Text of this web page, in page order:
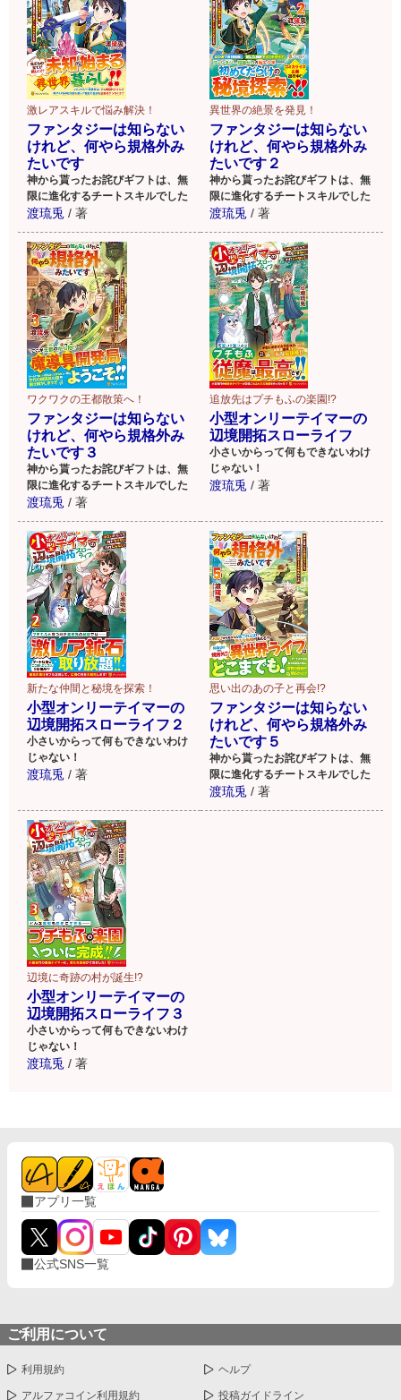
激レアスキルで悩み解決！
ファンタジーは知らない
けれど、何やら規格外み
たいです
神から貰ったお詫びギフトは、無
限に進化するチートスキルでした
渡琉兎 / 著
異世界の絶景を発見！
ファンタジーは知らない
けれど、何やら規格外み
たいです２
神から貰ったお詫びギフトは、無
限に進化するチートスキルでした
渡琉兎 / 著
ワクワクの王都散策へ！
ファンタジーは知らない
けれど、何やら規格外み
たいです３
神から貰ったお詫びギフトは、無
限に進化するチートスキルでした
渡琉兎 / 著
追放先はプチもふの楽園!?
小型オンリーテイマーの
辺境開拓スローライフ
小さいからって何もできないわけ
じゃない！
渡琉兎 / 著
新たな仲間と秘境を探索！
小型オンリーテイマーの
辺境開拓スローライフ２
小さいからって何もできないわけ
じゃない！
渡琉兎 / 著
思い出のあの子と再会!?
ファンタジーは知らない
けれど、何やら規格外み
たいです５
神から貰ったお詫びギフトは、無
限に進化するチートスキルでした
渡琉兎 / 著
辺境に奇跡の村が誕生!?
小型オンリーテイマーの
辺境開拓スローライフ３
小さいからって何もできないわけ
じゃない！
渡琉兎 / 著
アプリ一覧
公式SNS一覧
ご利用について
利用規約 ヘルプ
アルファコイン利用規約 投稿ガイドライン